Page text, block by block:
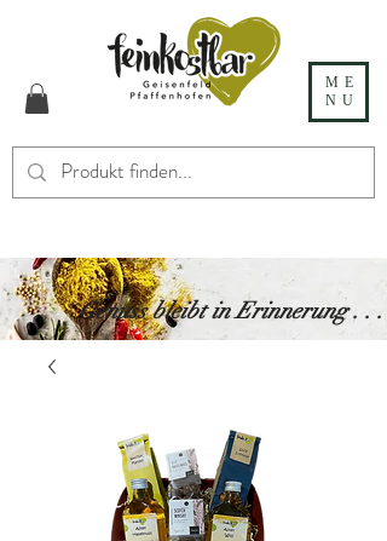
ME
NU
Genuss bleibt in Erinnerung . . .